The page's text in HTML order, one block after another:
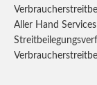
Aller Hand